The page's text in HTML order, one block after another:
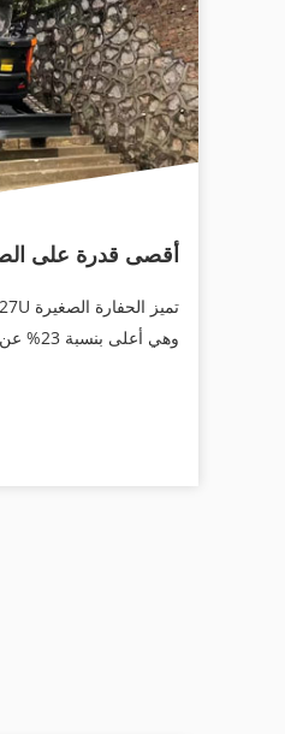
أقصى قدرة على
وهي أعلى بنسبة 23% عن المعايير الصناعية.